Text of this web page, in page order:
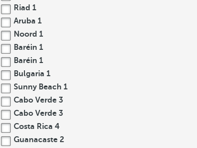
Riad 1
Aruba 1
Noord 1
Baréin 1
Baréin 1
Bulgaria 1
Sunny Beach 1
Cabo Verde 3
Cabo Verde 3
Costa Rica 4
Guanacaste 2